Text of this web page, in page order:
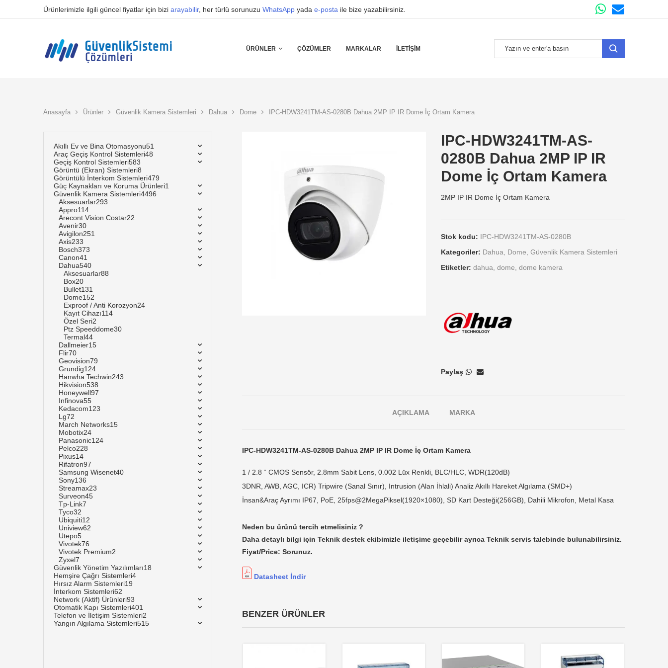
Ürünlerimizle ilgili güncel fiyatlar için bizi arayabilir, her türlü sorunuzu WhatsApp yada e-posta ile bize yazabilirsiniz.
ÜRÜNLER ÇÖZÜMLER MARKALAR İLETIŞIM
Anasayfa Ürünler Güvenlik Kamera Sistemleri Dahua Dome IPC-HDW3241TM-AS-0280B Dahua 2MP IP IR Dome İç Ortam Kamera
IPC-HDW3241TM-AS-
0280B Dahua 2MP IP IR
Dome İç Ortam Kamera
2MP IP IR Dome İç Ortam Kamera
Stok kodu: IPC-HDW3241TM-AS-0280B
Kategoriler: Dahua Dome Güvenlik Kamera Sistemleri
Etiketler: dahua dome dome kamera
Paylaş
AÇIKLAMA MARKA
IPC-HDW3241TM-AS-0280B Dahua 2MP IP IR Dome İç Ortam Kamera
1 / 2.8 “ CMOS Sensör, 2.8mm Sabit Lens, 0.002 Lüx Renkli, BLC/HLC, WDR(120dB)
3DNR, AWB, AGC, ICR) Tripwire (Sanal Sınır), Intrusion (Alan İhlali) Analiz Akıllı Hareket Algılama (SMD+)
İnsan&Araç Ayrımı IP67, PoE, 25fps@2MegaPiksel(1920×1080), SD Kart Desteği(256GB), Dahili Mikrofon, Metal Kasa
Neden bu ürünü tercih etmelisiniz ?
Daha detaylı bilgi için Teknik destek ekibimizle iletişime geçebilir ayrıca Teknik servis talebinde bulunabilirsiniz.
Fiyat/Price: Sorunuz.
Datasheet İndir
BENZER ÜRÜNLER
Akıllı Ev ve Bina Otomasyonu51
Araç Geçiş Kontrol Sistemleri48
Geçiş Kontrol Sistemleri583
Görüntü (Ekran) Sistemleri8
Görüntülü İnterkom Sistemleri479
Güç Kaynakları ve Koruma Ürünleri1
Güvenlik Kamera Sistemleri4496
Aksesuarlar293
Appro114
Arecont Vision Costar22
Avenir30
Avigilon251
Axis233
Bosch373
Canon41
Dahua540
Aksesuarlar88
Box20
Bullet131
Dome152
Exproof / Anti Korozyon24
Kayıt Cihazı114
Özel Seri2
Ptz Speeddome30
Termal44
Dallmeier15
Flir70
Geovision79
Grundig124
Hanwha Techwin243
Hikvision538
Honeywell97
Infinova55
Kedacom123
Lg72
March Networks15
Mobotix24
Panasonic124
Pelco228
Pixus14
Rifatron97
Samsung Wisenet40
Sony136
Streamax23
Surveon45
Tp-Link7
Tyco32
Ubiquiti12
Uniview62
Utepo5
Vivotek76
Vivotek Premium2
Zyxel7
Güvenlik Yönetim Yazılımları18
Hemşire Çağrı Sistemleri4
Hırsız Alarm Sistemleri19
İnterkom Sistemleri62
Network (Aktif) Ürünleri93
Otomatik Kapı Sistemleri401
Telefon ve İletişim Sistemleri2
Yangın Algılama Sistemleri515